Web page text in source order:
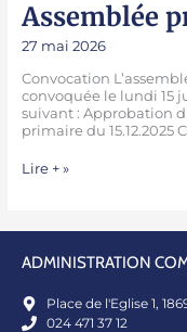
Assemblée
27 mai 2026
Convocation
convoquée le lundi 15
suivant : Approbation
primaire du 15.12.2025
Assemblée
primaire
Lire + »
ADMINISTRATION
Place de l'Eglise 1,
024 471 37 12